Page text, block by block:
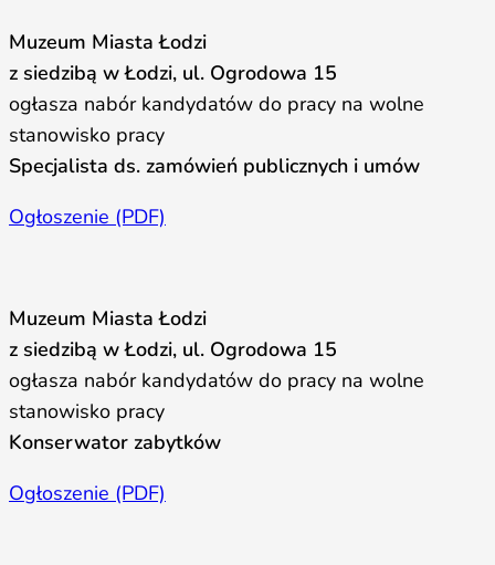
Muzeum Miasta Łodzi
z siedzibą w Łodzi, ul. Ogrodowa 15
ogłasza nabór kandydatów do pracy na wolne
stanowisko pracy
Specjalista ds. zamówień publicznych i umów
Ogłoszenie (PDF)
Muzeum Miasta Łodzi
z siedzibą w Łodzi, ul. Ogrodowa 15
ogłasza nabór kandydatów do pracy na wolne
stanowisko pracy
Konserwator zabytków
Ogłoszenie (PDF)